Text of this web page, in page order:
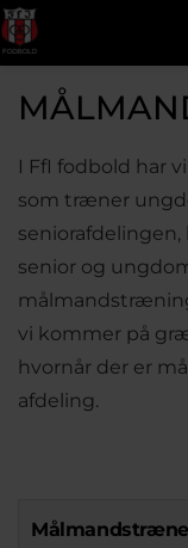
I FfI fodbold har
som træner
senior og
vi kommer på
hvornår der er
afdeling.